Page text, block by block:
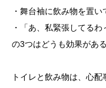
・舞台袖に飲み物を置い
・「あ、私緊張してる
の3つはどうも効果があ
トイレと飲み物は、心